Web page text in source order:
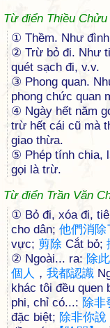
Từ điển Thiều Chửu
① Thềm. Như
② Trừ bỏ đi. Như
quét sạch đi, v.v.
③ Phong quan.
phong chức quan
④ Ngày hết năm
trừ hết cái cũ mà
giao thừa.
⑤ Phép tính chia,
gọi là trừ.
Từ điển Trần Văn
① Bỏ đi, xóa đi,
cho dân; 他們消除
vực; 剪除 Cắt bỏ;
② Ngoài... ra: 除此
個 人 ， 我都認識
khác tôi đều quen
phi, chỉ có...: 除非
đặc biệt; 除非你說